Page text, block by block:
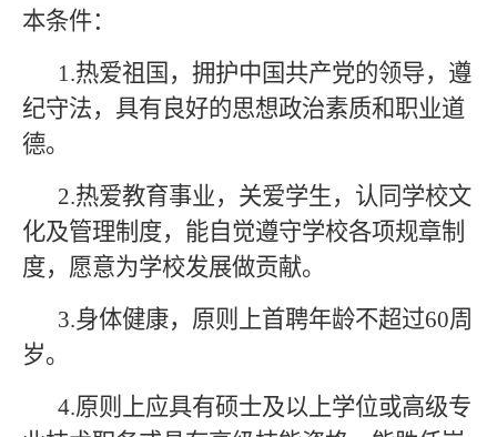
本条件：
1.热爱祖国，拥护中国共产党的领导，遵
纪守法，具有良好的思想政治素质和职业道
德。
2.热爱教育事业，关爱学生，认同学校文
化及管理制度，能自觉遵守学校各项规章制
度，愿意为学校发展做贡献。
3.身体健康，原则上首聘年龄不超过60周
岁。
4.原则上应具有硕士及以上学位或高级专